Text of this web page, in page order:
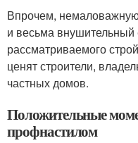
Впрочем,
и весьма внушительный
рассматриваемого
ценят строители,
частных домов.
Положительные
профнастилом